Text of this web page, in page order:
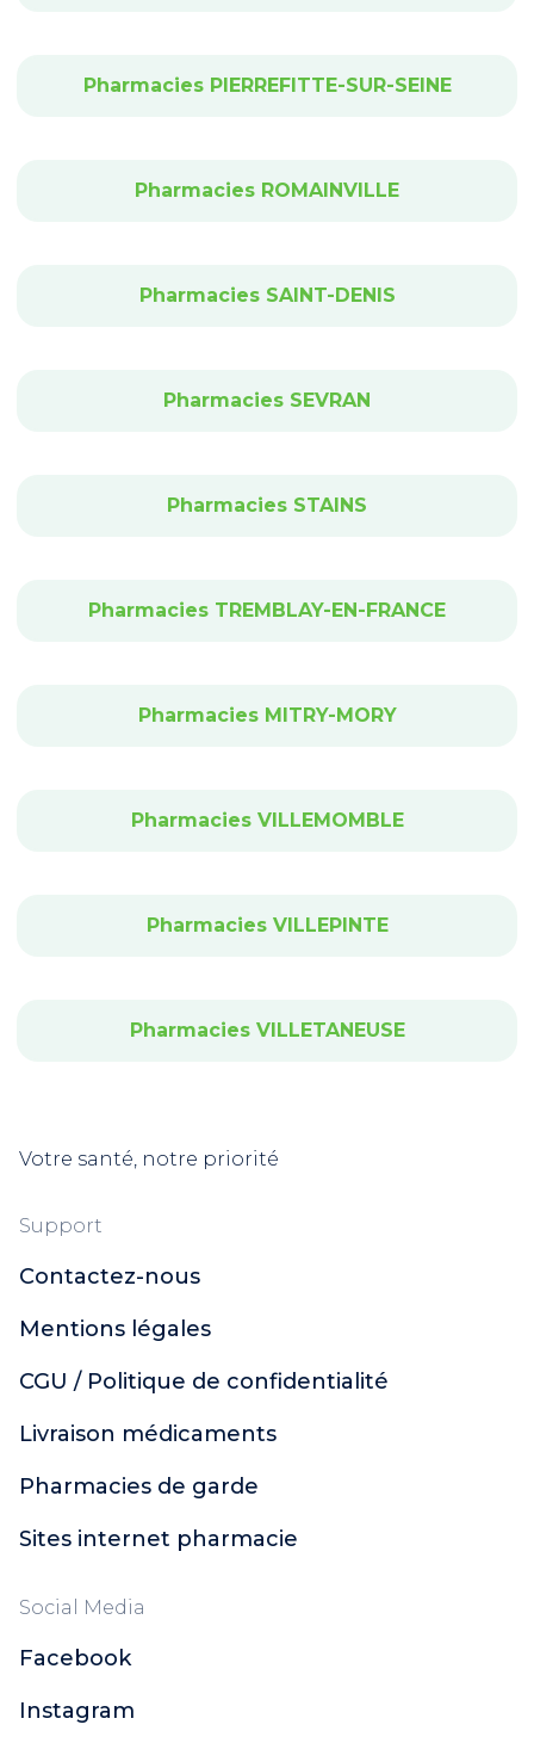
Pharmacies PIERREFITTE-SUR-SEINE
Pharmacies ROMAINVILLE
Pharmacies SAINT-DENIS
Pharmacies SEVRAN
Pharmacies STAINS
Pharmacies TREMBLAY-EN-FRANCE
Pharmacies MITRY-MORY
Pharmacies VILLEMOMBLE
Pharmacies VILLEPINTE
Pharmacies VILLETANEUSE
Votre santé, notre priorité
Support
Contactez-nous
Mentions légales
CGU / Politique de confidentialité
Livraison médicaments
Pharmacies de garde
Sites internet pharmacie
Social Media
Facebook
Instagram